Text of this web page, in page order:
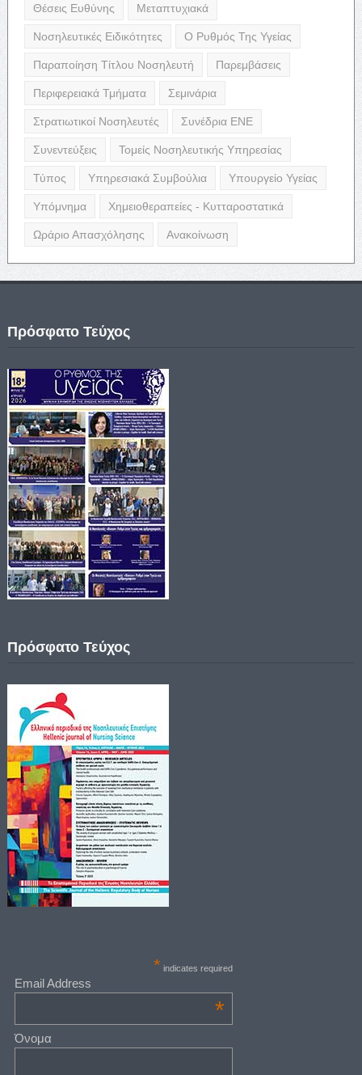
Θέσεις Ευθύνης Μεταπτυχιακά
Νοσηλευτικές Ειδικότητες Ο Ρυθμός Της Υγείας
Παραποίηση Τίτλου Νοσηλευτή Παρεμβάσεις
Περιφερειακά Τμήματα Σεμινάρια
Στρατιωτικοί Νοσηλευτές Συνέδρια ΕΝΕ
Συνεντεύξεις Τομείς Νοσηλευτικής Υπηρεσίας
Τύπος Υπηρεσιακά Συμβούλια Υπουργείο Υγείας
Υπόμνημα Χημειοθεραπείες - Κυτταροστατικά
Ωράριο Απασχόλησης Ανακοίνωση
Πρόσφατο Τεύχος
Πρόσφατο Τεύχος
* indicates required
Email Address
*
Όνομα